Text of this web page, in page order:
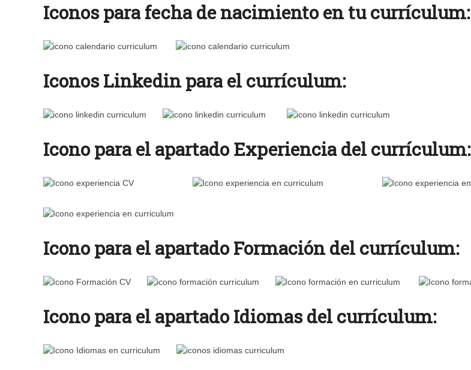
Iconos para fecha de nacimiento en tu currículum:
Iconos Linkedin para el currículum:
Icono para el apartado Experiencia del currículum:
Icono para el apartado Formación del currículum:
Icono para el apartado Idiomas del currículum: